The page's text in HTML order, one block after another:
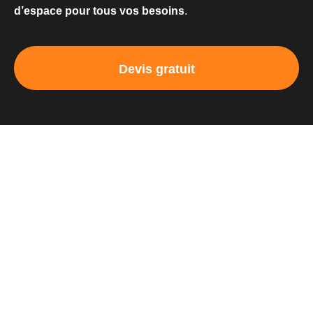
d’espace pour tous vos besoins.
Devis gratuit